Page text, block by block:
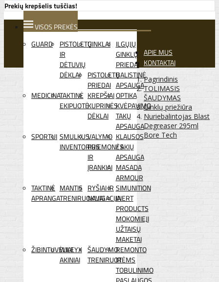
Prekių krepšelis tuščias!
VISOS PREKĖS
GUARD
PISTOLETŲ
IR
DĖTUVIŲ
DĖKLAI
GINKLAI ILGŲJŲ
GINKLŲ
PRIEDAI
PISTOLETŲ
PRIEDAI
BALISTINĖ
APSAUGA
MEDICINATAKTINĖ
EKIPUOTĖ
KREPŠIAI
KUPRINĖS
DĖKLAI
OPTIKA
KVĖPAVIMO
TAKŲ
APSAUGA
SPORTUI SMULKUS
INVENTORIUS
VALYMO
PRIEMONĖS
IR
ĮRANKIAI
KLAUSOS
/ AKIŲ
APSAUGA
MASADA
ARMOUR
TAKTINĖ
APRANGA
MANTIS
TRENIRUOKLIAI
RYŠIAI IR
NAVIGACIJA
SIMUNITION
INERT
PRODUCTS
MOKOMIEJI
UŽTAISŲ
MAKETAI
ŽIBINTUVĖLIAI
WILEYX
AKINIAI
ŠAUDYMO
TRENIRUOTĖMS
REMONTO
IR
TOBULINIMO
APIE MUS
KONTAKTAI
Pagrindinis
TOLIMASIS
ŠAUDYMAS
Ginklų priežiūra
Nuriebalintojas Blast
Degreaser 295ml
Bore Tech